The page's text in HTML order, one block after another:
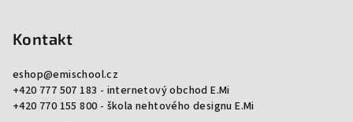
Kontakt
eshop@emischool.cz
+420 777 507 183 - internetový obchod E.Mi
+420 770 155 800 - škola nehtového designu E.Mi